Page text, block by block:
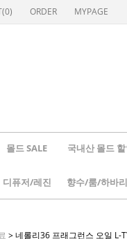
0) ORDER MYPAGE
몰드 SALE 국내산 몰드
디퓨저/레진
> 네롤리36 프래그런스 오일 L-